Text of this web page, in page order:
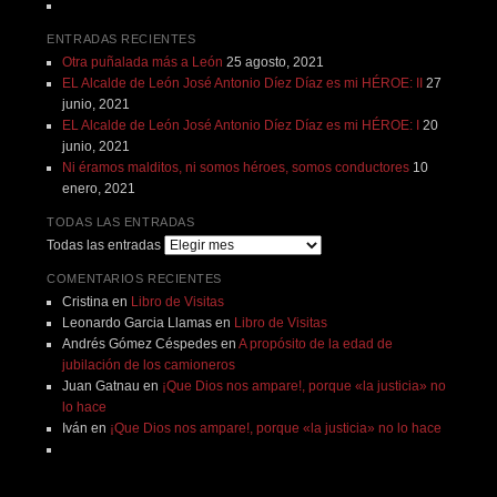
ENTRADAS RECIENTES
Otra puñalada más a León 25 agosto, 2021
EL Alcalde de León José Antonio Díez Díaz es mi HÉROE: II
27
junio, 2021
EL Alcalde de León José Antonio Díez Díaz es mi HÉROE: I
20
junio, 2021
Ni éramos malditos, ni somos héroes, somos conductores 10
enero, 2021
TODAS LAS ENTRADAS
Todas las entradas
COMENTARIOS RECIENTES
Cristinaen Libro de Visitas
Leonardo Garcia Llamasen Libro de Visitas
Andrés Gómez Céspedesen A propósito de la edad de
jubilación de los camioneros
Juan Gatnau en ¡Que Dios nos ampare!, porque «la justicia» no
lo hace
Iván en ¡Que Dios nos ampare!, porque «la justicia» no lo hace